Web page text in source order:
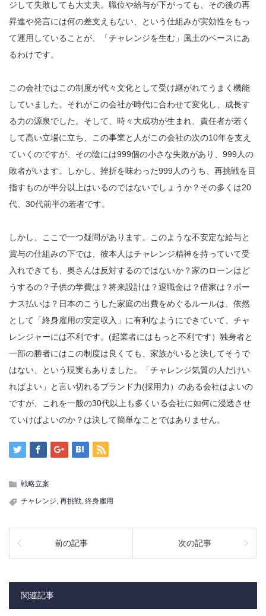
ジして失敗しても大丈夫。職位や給与が下がっても、その後の再
昇進や発言には何の差支えもない、という仕組みが実効性をもっ
て運用していることが、「チャレンジを生む」風土のベースにあ
るわけです。
この会社ではこの制度が代々文化として受け継がれてうまく機能
していました。それがこの会社が時代に合わせて変化し、成長す
る力の源泉でした。そして、時々大成功が生まれ、責任者が若く
して高い立場に立ち、この事業と人がこの会社の次の10年を支え
ていくのですが、その陰には999個の小さな失敗があり、999人の
敗者がいます。しかし、挫折を味わった999人のうち、再挑戦を目
指すものが半分以上はいるのではないでしょうか？その多くは20
代、30代前半の若者です。
しかし、ここで一つ疑問があります。このような不安定な給与と
賞与の仕組みの下では、彼本人はチャレンジ精神を持っていて受
入れできても、奥さんは反対するのではないか？家のローンはど
うするの？子供の学費は？将来設計は？退職金は？借家は？ボー
ナス払いは？日本のこうした家庭の出費をめぐるルールは、依然
として「終身雇用の安定収入」に有利なようにできていて、チャ
レンジャーには不利です。(起業者にはもっと不利です）独身者と
一部の勝者にはこの制度は良くても、家族がいると決してそうで
はない、という現実もありました。「チャレンジ気質の人だけい
ればよい」と言い切れるブランド力(採用力）のある会社はよいの
ですが、これを一般の30代以上も多くいる会社に如何に浸透させ
ていけばよいのか？は決して簡単なことではありません。
戦略立案
チャレンジ 再挑戦 終身雇用
前の記事 次の記事
関連記事